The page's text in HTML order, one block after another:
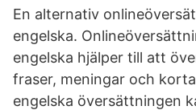
En alternativ
engelska.
engelska hjälper till att
fraser, meningar och
engelska översättningen